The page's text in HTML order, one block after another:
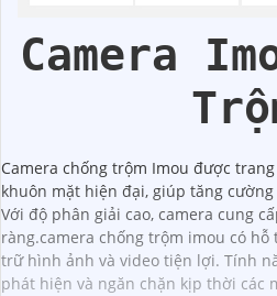
Camera
Camera chống trộm Imou được
khuôn mặt hiện đại, giúp tăng
Với độ phân giải cao, camera cung
ràng.camera chống trộm imou có
trữ hình ảnh và video tiện lợi. Tính
phát hiện và ngăn chặn kịp thời các